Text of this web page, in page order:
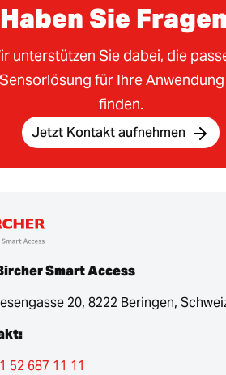
Haben Sie
unterstützen Sie dabei, die
Sensorlösung für Ihre Anwendung
finden.
Jetzt Kontakt aufnehmen
Smart Access
20, 8222 Beringen,
52 687 11 11